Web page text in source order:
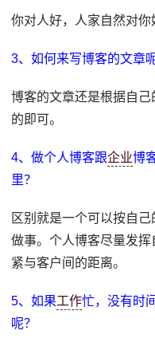
你对人好，人家自然对你
3、如何来写博客的文章呢
博客的文章还是根据自
的即可。
4、做个人博客跟企业博
里？
区别就是一个可以按自
做事。个人博客尽量发
紧与客户间的距离。
5、如果工作忙，没有时
呢？